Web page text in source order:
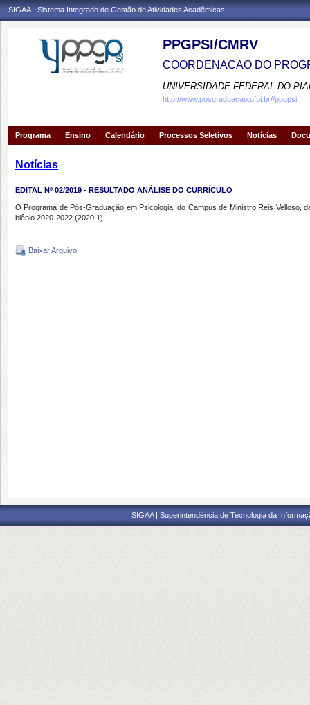
SIGAA - Sistema Integrado de Gestão de Atividades Acadêmicas
PPGPSI/CMRV
COORDENACAO DO
UNIVERSIDADE FEDERAL DO
http://www.posgraduacao.ufpi.br//ppgpsi
Programa Ensino Calendário Processos Seletivos Notícias
Notícias
EDITAL Nº 02/2019 - RESULTADO ANÁLISE DO CURRÍCULO
O Programa de Pós-Graduação em Psicologia, do Campus de Ministro Reis
biênio 2020-2022 (2020.1).
Baixar Arquivo
SIGAA | Superintendência de Tecnologia da